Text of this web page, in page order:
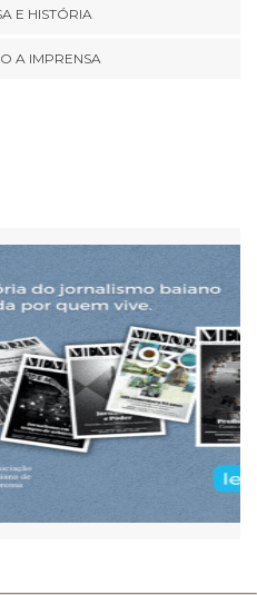
E HISTÓRIA
A IMPRENSA